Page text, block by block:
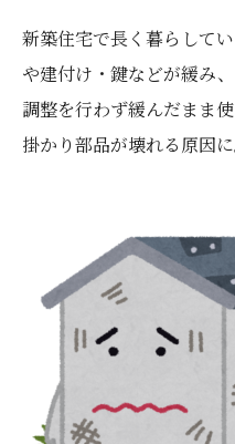
新築住宅で長く暮らして
や建付け・鍵などが緩み
調整を行わず緩んだまま
掛かり部品が壊れる原因に